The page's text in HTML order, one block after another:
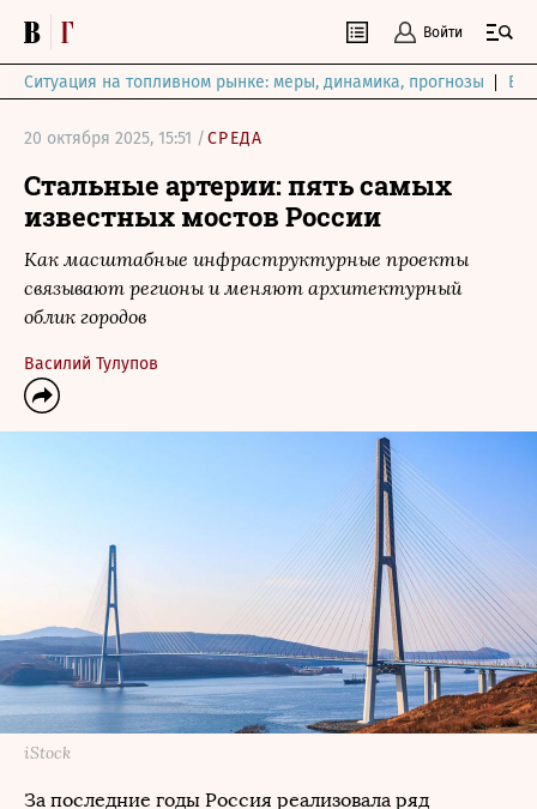
Войти
Ситуация на топливном рынке: меры, динамика, прогнозы
20 октября 2025, 15:51 /СРЕДА
Стальные артерии: пять самых
известных мостов России
Как масштабные инфраструктурные проекты
связывают регионы и меняют архитектурный
облик городов
Василий Тулупов
iStock
За последние годы Россия реализовала ряд